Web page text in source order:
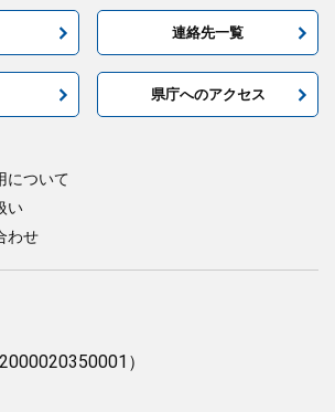
連絡先一覧
県庁へのアクセス
）
について
い
わせ